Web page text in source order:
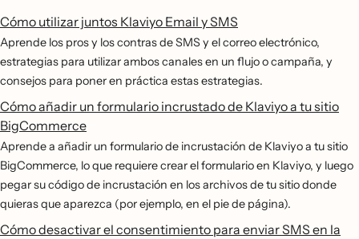
Cómo utilizar juntos Klaviyo Email y SMS
Aprende los pros y los contras de SMS y el correo electrónico,
estrategias para utilizar ambos canales en un flujo o campaña, y
consejos para poner en práctica estas estrategias.
Cómo añadir un formulario incrustado de Klaviyo a tu sitio
BigCommerce
Aprende a añadir un formulario de incrustación de Klaviyo a tu sitio
BigCommerce, lo que requiere crear el formulario en Klaviyo, y luego
pegar su código de incrustación en los archivos de tu sitio donde
quieras que aparezca (por ejemplo, en el pie de página).
Cómo desactivar el consentimiento para enviar SMS en la